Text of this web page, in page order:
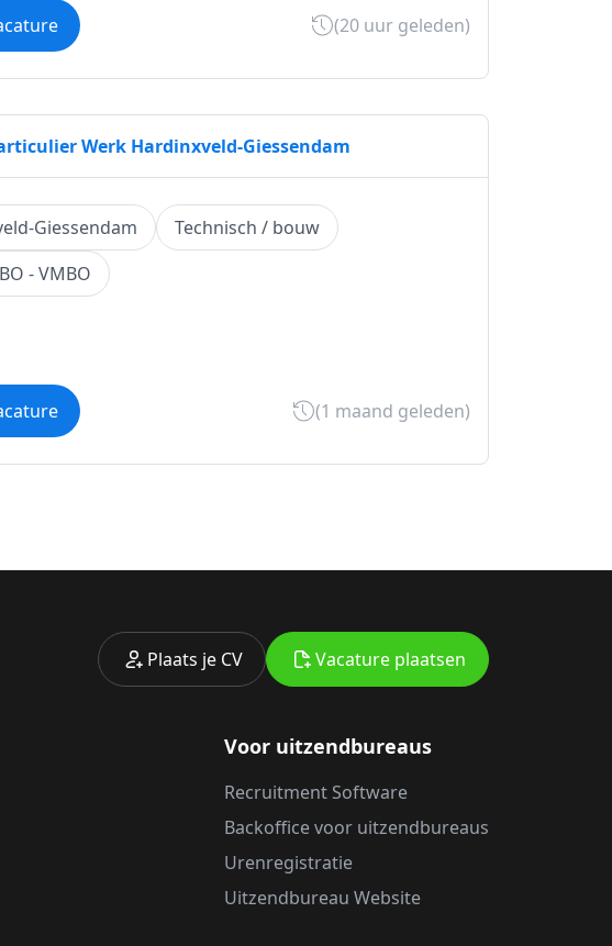
(20 uur geleden)
Werk Hardinxveld-Giessendam
Giessendam
Technisch / bouw
- VMBO
(1 maand geleden)
Plaats je CV Vacature plaatsen
Voor uitzendbureaus
Recruitment Software
Backoffice voor uitzendbureaus
Urenregistratie
Uitzendbureau Website